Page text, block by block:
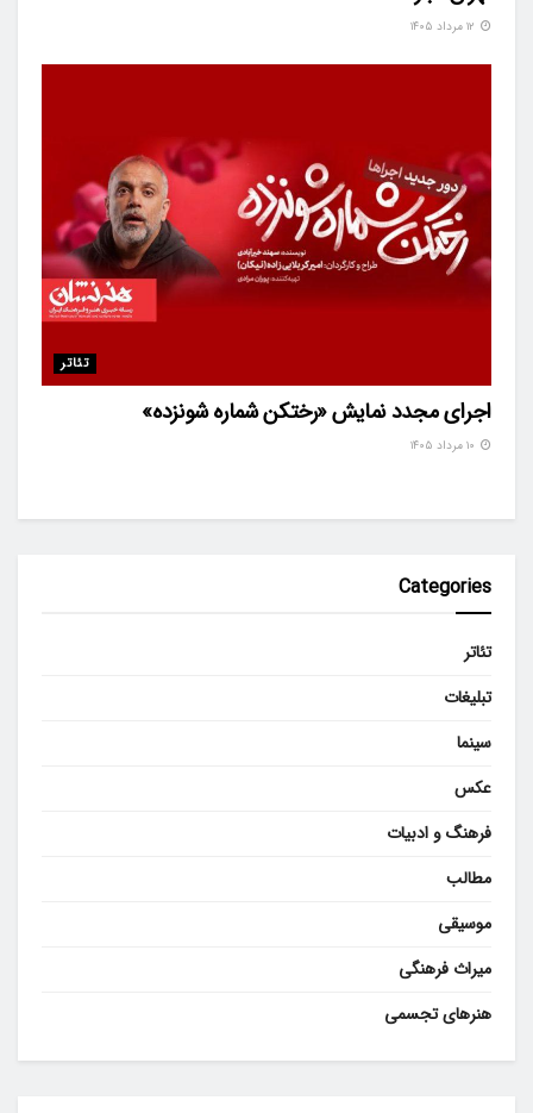
تئاتر
اجرای مجدد نمایش «رختکن شماره شونزده»
Categories
تئاتر
تبلیغات
سینما
عکس
فرهنگ و ادبیات
مطالب
موسیقی
میراث فرهنگی
هنرهای تجسمی